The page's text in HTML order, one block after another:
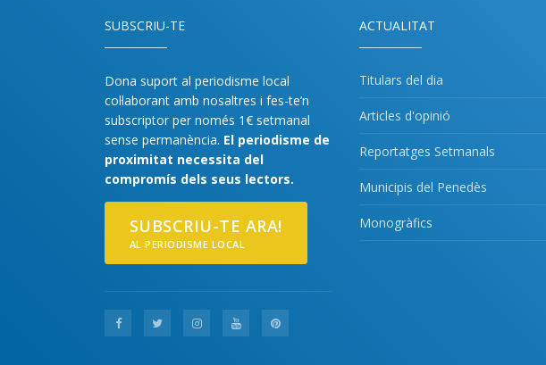
SUBSCRIU-TE
Dona suport al periodisme local
col·laborant amb nosaltres i fes-te’n
subscriptor per només 1€ setmanal
sense permanència. El periodisme de
proximitat necessita del
compromís dels seus lectors.
SUBSCRIU-TE ARA!
AL PERIODISME LOCAL
ACTUALITAT
Titulars del dia
Articles d'opinió
Reportatges Setmanals
Municipis del Penedès
Monogràfics